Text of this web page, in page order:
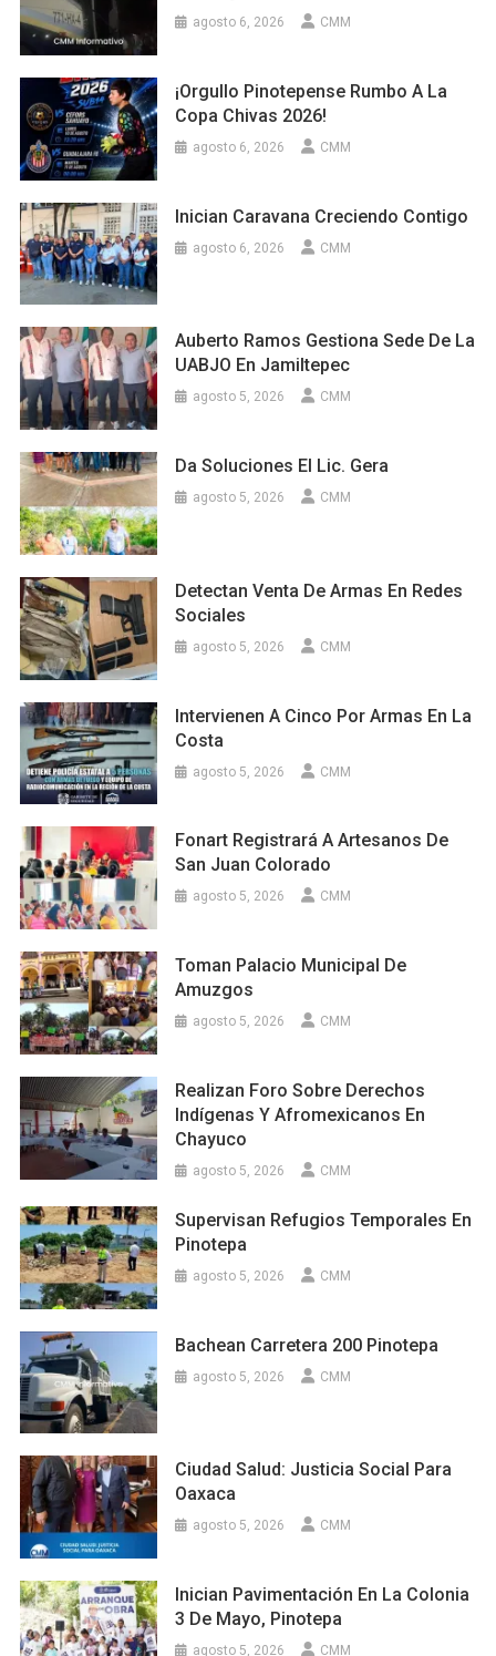
agosto 6, 2026 CMM
¡Orgullo Pinotepense Rumbo A La
Copa Chivas 2026!
agosto 6, 2026 CMM
Inician Caravana Creciendo Contigo
agosto 6, 2026 CMM
Auberto Ramos Gestiona Sede De La
UABJO En Jamiltepec
agosto 5, 2026 CMM
Da Soluciones El Lic. Gera
agosto 5, 2026 CMM
Detectan Venta De Armas En Redes
Sociales
agosto 5, 2026 CMM
Intervienen A Cinco Por Armas En La
Costa
agosto 5, 2026 CMM
Fonart Registrará A Artesanos De
San Juan Colorado
agosto 5, 2026 CMM
Toman Palacio Municipal De
Amuzgos
agosto 5, 2026 CMM
Realizan Foro Sobre Derechos
Indígenas Y Afromexicanos En
Chayuco
agosto 5, 2026 CMM
Supervisan Refugios Temporales En
Pinotepa
agosto 5, 2026 CMM
Bachean Carretera 200 Pinotepa
agosto 5, 2026 CMM
Ciudad Salud: Justicia Social Para
Oaxaca
agosto 5, 2026 CMM
Inician Pavimentación En La Colonia
3 De Mayo, Pinotepa
agosto 5, 2026 CMM